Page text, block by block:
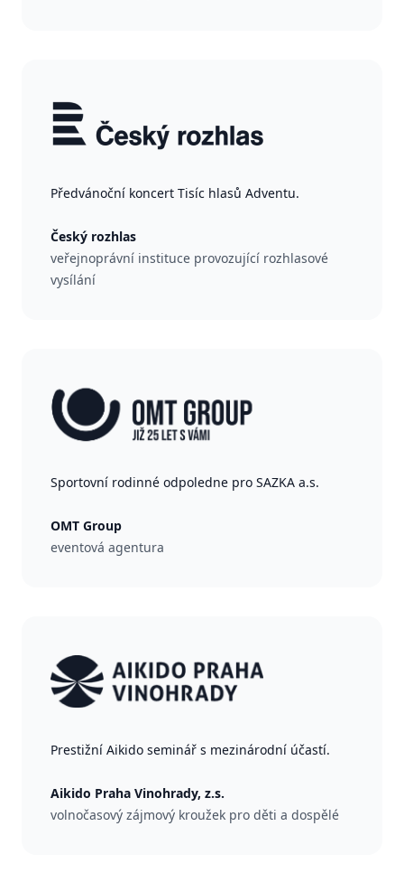
Předvánoční koncert Tisíc hlasů Adventu.
Český rozhlas
veřejnoprávní instituce provozující rozhlasové
vysílání
Sportovní rodinné odpoledne pro SAZKA a.s.
OMT Group
eventová agentura
Prestižní Aikido seminář s mezinárodní účastí.
Aikido Praha Vinohrady, z.s.
volnočasový zájmový kroužek pro děti a dospělé